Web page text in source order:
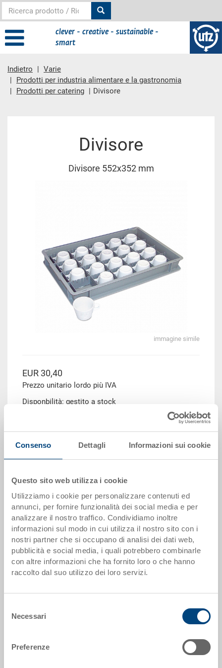
Consenso Dettagli Informazioni sui cookie
Questo sito web utilizza i cookie
Utilizziamo i cookie per personalizzare contenuti ed
annunci, per fornire funzionalità dei social media e per
analizzare il nostro traffico. Condividiamo inoltre
informazioni sul modo in cui utilizza il nostro sito con i
nostri partner che si occupano di analisi dei dati web,
pubblicità e social media, i quali potrebbero combinarle
con altre informazioni che ha fornito loro o che hanno
raccolto dal suo utilizzo dei loro servizi.
delNecessari
Preferenze
clever - creative - sustainable -
smart
Indietro
Varie
Prodotti per industria alimentare e la gastronomia
Prodotti per catering
Divisore
Divisore
Divisore 552x352 mm
immagine simile
EUR 30,40
Prezzo unitario lordo più IVA
Disponbilità: gestito a stock
Richiedi
da 50 pezzi EUR 27,10
da 100 pezzi EUR 26,09
da 250 pezzi EUR 25,08
Scaglionamento per quantità secondo le unità di imballo.
80-6253
552 x 352 mm